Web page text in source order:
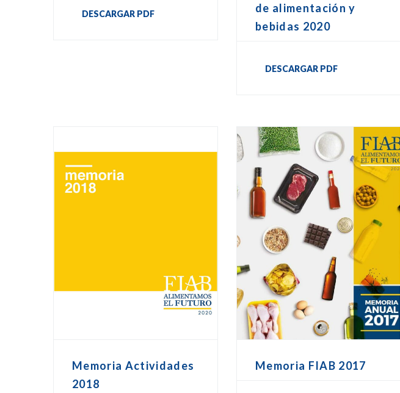
DESCARGAR PDF
de alimentación y
bebidas 2020
DESCARGAR PDF
Memoria Actividades
2018
Memoria FIAB 2017